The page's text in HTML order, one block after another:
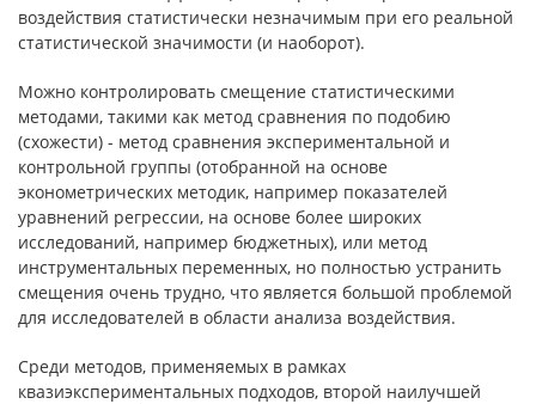
воздей­ствия статистически незначимым при его реальной
статистической значи­мости (и наоборот).
Можно контролировать смещение статистическими
методами, такими как метод сравнения по подобию
(схожести) - метод сравнения эксперимен­тальной и
контрольной группы (отобранной на основе
эконометрических методик, например показателей
уравнений регрессии, на основе более ши­роких
исследований, например бюджетных), или метод
инструментальных переменных, но полностью устранить
смещения очень трудно, что является большой проблемой
для исследователей в области анализа воздействия.
Среди методов, применяемых в рамках
квазиэкспериментальных подходов, второй наилучшей